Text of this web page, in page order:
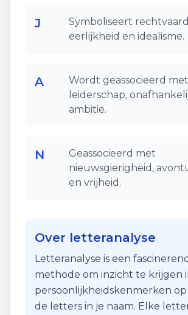
J
Symboliseert
eerlijkheid en idealisme.
A
Wordt geassocieerd met
leiderschap,
ambitie.
N
Geassocieerd met
nieuwsgierigheid,
en vrijheid.
Over letteranalyse
Letteranalyse is een
methode om inzicht te krijgen
persoonlijkheidskenmerken op
de letters in je naam. Elke